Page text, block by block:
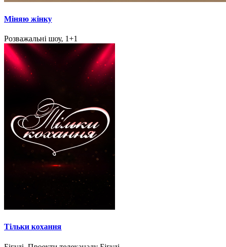
Міняю жінку
Розважальні шоу, 1+1
Тільки кохання